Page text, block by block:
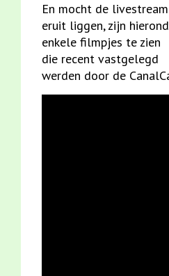
En mocht de livestream
eruit liggen, zijn
enkele filmpjes te zien
die recent vastgelegd
werden door de